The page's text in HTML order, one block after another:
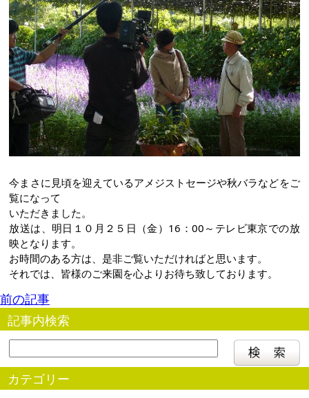
今まさに見頃を迎えているアメジストセージや秋バラなどをご
覧になって
いただきました。
放送は、明日１０月２５日（金）16：00～テレビ東京での放
映となります。
お時間のある方は、是非ご覧いただければと思います。
それでは、皆様のご来園を心よりお待ち致しております。
前の記事
記事内検索
カテゴリー